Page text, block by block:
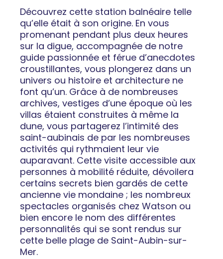
Découvrez cette station balnéaire telle
qu’elle était à son origine. En vous
promenant pendant plus deux heures
sur la digue, accompagnée de notre
guide passionnée et férue d’anecdotes
croustillantes, vous plongerez dans un
univers ou histoire et architecture ne
font qu’un. Grâce à de nombreuses
archives, vestiges d’une époque où les
villas étaient construites à même la
dune, vous partagerez l’intimité des
saint-aubinais de par les nombreuses
activités qui rythmaient leur vie
auparavant. Cette visite accessible aux
personnes à mobilité réduite, dévoilera
certains secrets bien gardés de cette
ancienne vie mondaine ; les nombreux
spectacles organisés chez Watson ou
bien encore le nom des différentes
personnalités qui se sont rendus sur
cette belle plage de Saint-Aubin-sur-
Mer.